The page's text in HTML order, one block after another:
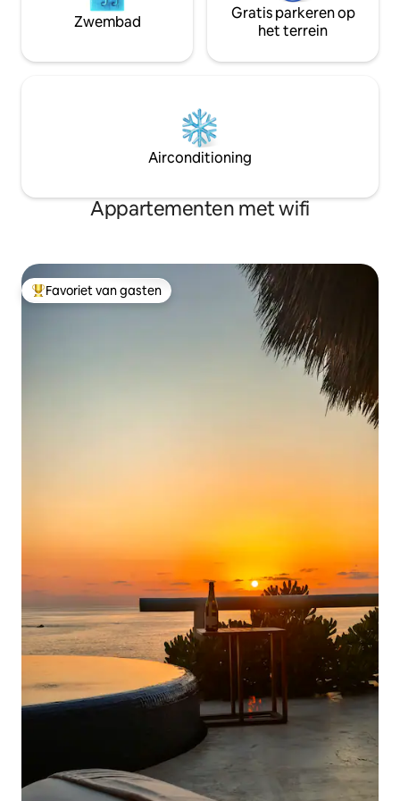
Zwembad
Gratis parkeren op
het terrein
Airconditioning
Appartementen met wifi
Topfavoriet van gasten
Favoriet van gasten